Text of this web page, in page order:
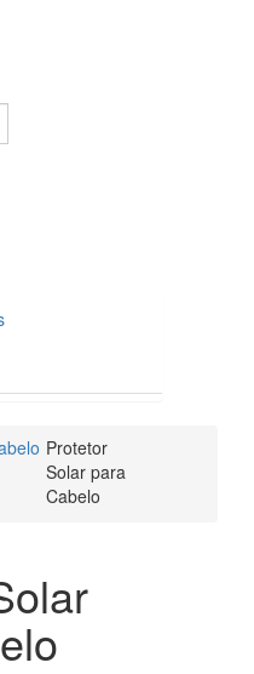
Protetor
Solar para
Cabelo